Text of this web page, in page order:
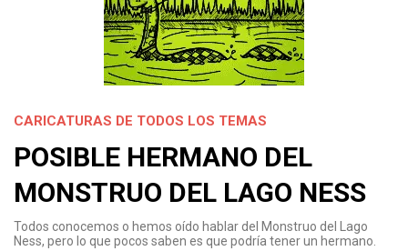
CARICATURAS DE TODOS LOS TEMAS
POSIBLE HERMANO DEL
MONSTRUO DEL LAGO NESS
Todos conocemos o hemos oído hablar del Monstruo del Lago
Ness, pero lo que pocos saben es que podría tener un hermano.